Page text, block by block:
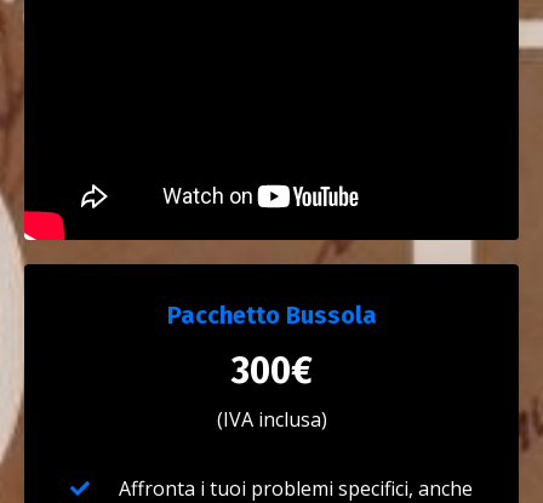
Pacchetto Bussola
300€
(IVA inclusa)
Affronta i tuoi problemi specifici, anche